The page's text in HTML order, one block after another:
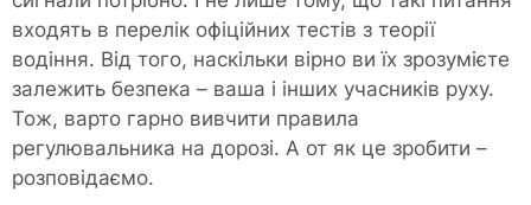
входять в перелік офіційних тестів з теорії
водіння. Від того, наскільки вірно ви їх зрозумієте
залежить безпека – ваша і інших учасників руху.
Тож, варто гарно вивчити правила
регулювальника на дорозі. А от як це зробити –
розповідаємо.